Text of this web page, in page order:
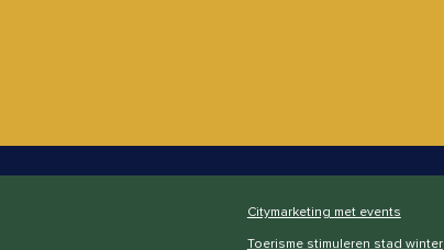
Citymarketing met events
Toerisme stimuleren stad winter